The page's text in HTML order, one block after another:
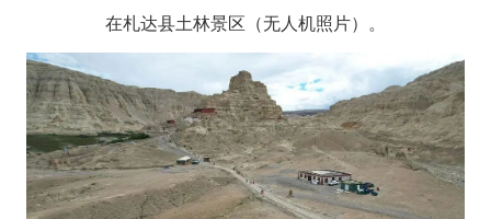
在札达县土林景区（无人机照片）。